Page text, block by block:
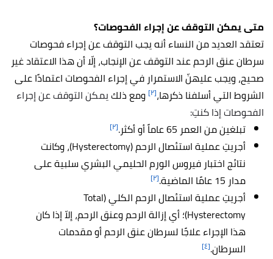
متى يمكن التوقف عن إجراء الفحوصات؟
تعتقد العديد من النساء أنه يجب التوقف عن إجراء فحوصات
سرطان عنق الرحم عند التوقف عن الإنجاب، إلّا أن هذا الاعتقاد غير
صحيح، ويجب عليهنّ الاستمرار في إجراء الفحوصات اعتمادًا على
الشروط التي أسلفنا ذكرها،[٢] ومع ذلكيمكن التوقف عن إجراء
الفحوصات إذا كنتِ:
تبلغين من العمر 65 عاماً أو أكثر.
[٢]
أجريتِ عملية استئصال الرحم (Hysterectomy)، وكانت
نتائج اختبار فيروس الورم الحليمي البشري سلبية على
مدار 15 عامًا الماضية.
[٢]
أجريتِ عملية استئصال الرحم الكلي (Total
Hysterectomy)؛ أي إزالة الرحم وعنق الرحم، إلاّ إذا كان
هذا الإجراء علاجًا لسرطان عنق الرحم أو مقدمات
السرطان.[٤]